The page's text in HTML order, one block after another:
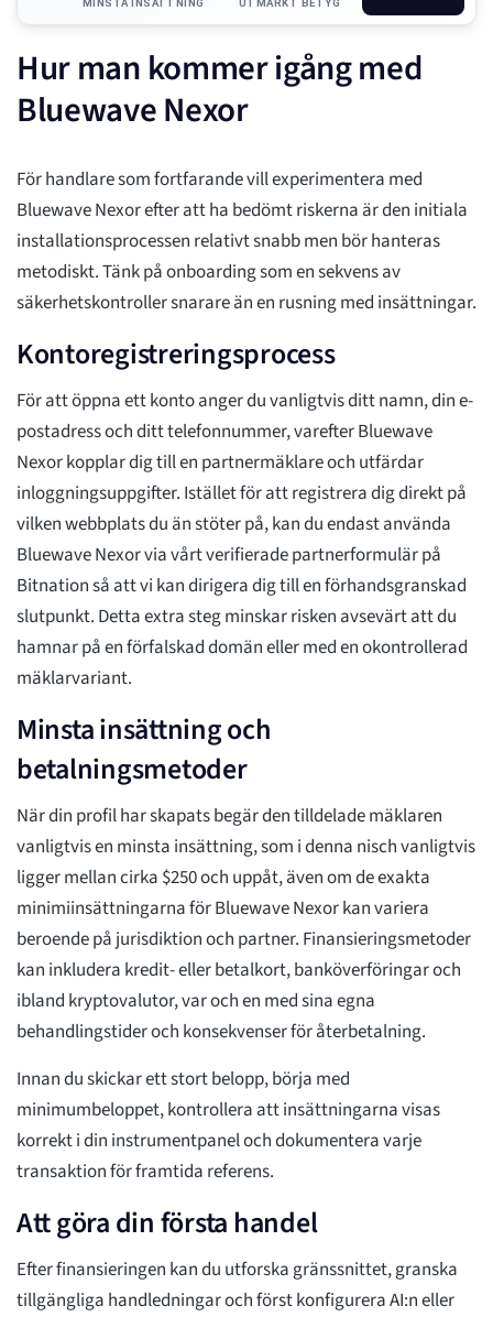
MINSTA INSÄTTNING UTMÄRKT BETYG
Hur man kommer igång med
Bluewave Nexor
För handlare som fortfarande vill experimentera med
Bluewave Nexor efter att ha bedömt riskerna är den initiala
installationsprocessen relativt snabb men bör hanteras
metodiskt. Tänk på onboarding som en sekvens av
säkerhetskontroller snarare än en rusning med insättningar.
Kontoregistreringsprocess
För att öppna ett konto anger du vanligtvis ditt namn, din e-
postadress och ditt telefonnummer, varefter Bluewave
Nexor kopplar dig till en partnermäklare och utfärdar
inloggningsuppgifter. Istället för att registrera dig direkt på
vilken webbplats du än stöter på, kan du endast använda
Bluewave Nexor via vårt verifierade partnerformulär på
Bitnation så att vi kan dirigera dig till en förhandsgranskad
slutpunkt. Detta extra steg minskar risken avsevärt att du
hamnar på en förfalskad domän eller med en okontrollerad
mäklarvariant.
Minsta insättning och
betalningsmetoder
När din profil har skapats begär den tilldelade mäklaren
vanligtvis en minsta insättning, som i denna nisch vanligtvis
ligger mellan cirka $250 och uppåt, även om de exakta
minimiinsättningarna för Bluewave Nexor kan variera
beroende på jurisdiktion och partner. Finansieringsmetoder
kan inkludera kredit- eller betalkort, banköverföringar och
ibland kryptovalutor, var och en med sina egna
behandlingstider och konsekvenser för återbetalning.
Innan du skickar ett stort belopp, börja med
minimumbeloppet, kontrollera att insättningarna visas
korrekt i din instrumentpanel och dokumentera varje
transaktion för framtida referens.
Att göra din första handel
Efter finansieringen kan du utforska gränssnittet, granska
tillgängliga handledningar och först konfigurera AI:n eller